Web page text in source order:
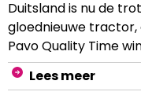
Duitsland is nu de
gloednieuwe tractor,
Pavo Quality Time
nog een roze tractor
steeds kans op
Lees meer